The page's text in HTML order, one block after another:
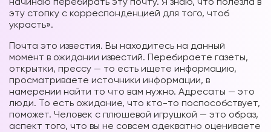
эту стопку с корреспонденцией для того, чтоб
украсть».
Почта это известия. Вы находитесь на данный
момент в ожидании известий. Перебираете газеты,
открытки, прессу — то есть ищете информацию,
просматриваете источники информации, в
намерении найти то что вам нужно. Адресаты — это
люди. То есть ожидание, что кто-то поспособствует,
поможет. Человек с плюшевой игрушкой — это образ,
аспект того, что вы не совсем адекватно оцениваете